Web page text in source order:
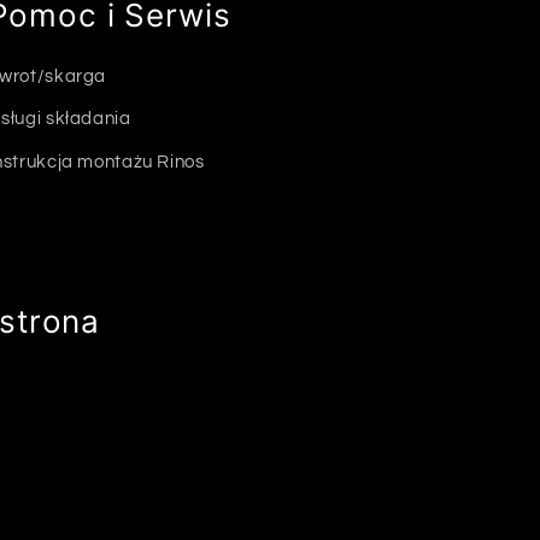
i Serwis
skarga
składania
montażu Rinos